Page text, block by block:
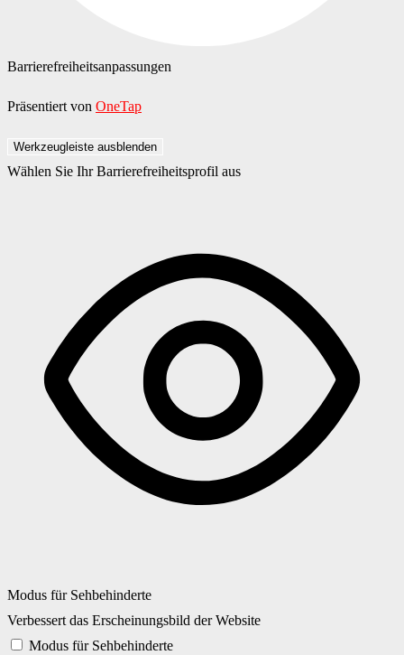
Barrierefreiheitsanpassungen
Präsentiert von OneTap
Werkzeugleiste ausblenden
Wählen Sie Ihr Barrierefreiheitsprofil aus
Modus für Sehbehinderte
Verbessert das Erscheinungsbild der Website
Modus für Sehbehinderte